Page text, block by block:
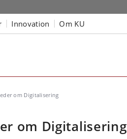
Innovation Om KU
om Digitalisering
om Digitalisering